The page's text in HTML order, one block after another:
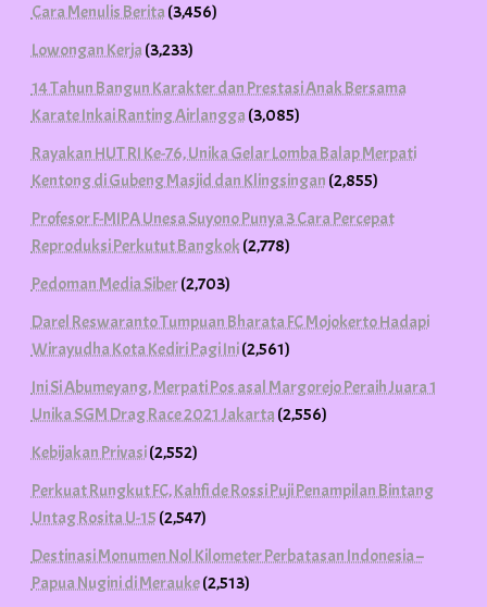
Cara Menulis Berita(3,456)
Lowongan Kerja(3,233)
14 Tahun Bangun Karakter dan Prestasi Anak Bersama
Karate Inkai Ranting Airlangga(3,085)
Rayakan HUT RI Ke-76, Unika Gelar Lomba Balap Merpati
Kentong di Gubeng Masjid dan Klingsingan (2,855)
Profesor F-MIPA Unesa Suyono Punya 3 Cara Percepat
Reproduksi Perkutut Bangkok (2,778)
Pedoman Media Siber(2,703)
Darel Reswaranto Tumpuan Bharata FC Mojokerto Hadapi
Wirayudha Kota Kediri Pagi Ini(2,561)
Ini Si Abumeyang, Merpati Pos asal Margorejo Peraih Juara 1
Unika SGM Drag Race 2021 Jakarta(2,556)
Kebijakan Privasi(2,552)
Perkuat Rungkut FC, Kahfi de Rossi Puji Penampilan Bintang
Untag Rosita U-15 (2,547)
Destinasi Monumen Nol Kilometer Perbatasan Indonesia –
Papua Nugini di Merauke(2,513)